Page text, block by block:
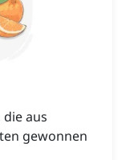
aus
gewonnen